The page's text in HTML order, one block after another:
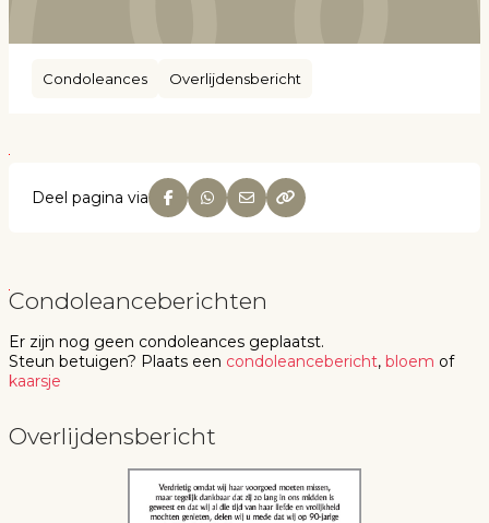
Condoleances Overlijdensbericht
Deel pagina via
Condoleanceberichten
Er zijn nog geen condoleances geplaatst.
Steun betuigen? Plaats een condoleancebericht, bloem of
kaarsje
Overlijdensbericht